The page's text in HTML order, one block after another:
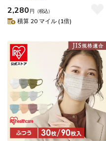
2,280 円 （税込）
積算 20 マイル (1倍)